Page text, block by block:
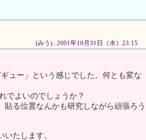
(みう)...2001年10月31日（水）23:15
ュー」という感じでした。何とも変な
でよいのでしょうか？
る位置なんかも研究しながら頑張ろう
たします。